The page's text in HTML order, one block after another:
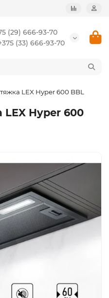
(29) 666-93-70
(33) 666-93-70
LEX Hyper 600 BBL
Hyper 600